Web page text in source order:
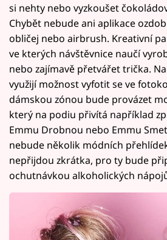
si nehty nebo vyzkoušet
Chybět nebude ani aplikace
obličej nebo airbrush. Kreativní
ve kterých návštěvnice naučí
nebo zajímavě přetvářet trička.
využijí možnost vyfotit se ve
dámskou zónou bude provázet
který na podiu přivítá například
Emmu Drobnou nebo Emmu
nebude několik módních
nepřijdou zkrátka, pro ty bude
ochutnávkou alkoholických